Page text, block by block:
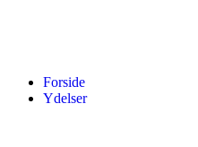
Forside
Ydelser